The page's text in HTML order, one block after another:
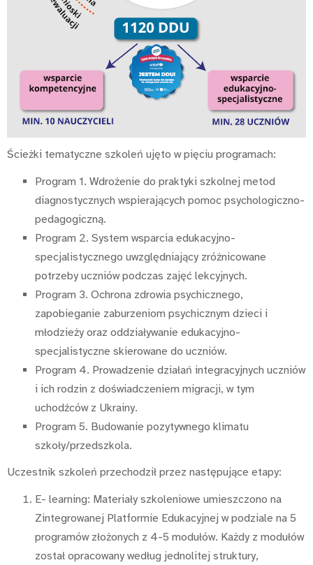
Ścieżki tematyczne szkoleń ujęto w pięciu programach:
Program 1. Wdrożenie do praktyki szkolnej metod
diagnostycznych wspierających pomoc psychologiczno-
pedagogiczną.
Program 2. System wsparcia edukacyjno-
specjalistycznego uwzględniający zróżnicowane
potrzeby uczniów podczas zajęć lekcyjnych.
Program 3. Ochrona zdrowia psychicznego,
zapobieganie zaburzeniom psychicznym dzieci i
młodzieży oraz oddziaływanie edukacyjno-
specjalistyczne skierowane do uczniów.
Program 4. Prowadzenie działań integracyjnych uczniów
i ich rodzin z doświadczeniem migracji, w tym
uchodźców z Ukrainy.
Program 5. Budowanie pozytywnego klimatu
szkoły/przedszkola.
Uczestnik szkoleń przechodził przez następujące etapy:
E- learning: Materiały szkoleniowe umieszczono na
Zintegrowanej Platformie Edukacyjnej w podziale na 5
programów złożonych z 4-5 modułów. Każdy z modułów
został opracowany według jednolitej struktury,